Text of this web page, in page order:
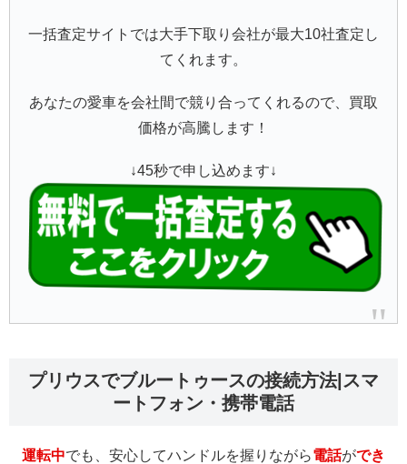
一括査定サイトでは大手下取り会社が最大10社査定し
てくれます。
あなたの愛車を会社間で競り合ってくれるので、買取
価格が高騰します！
↓45秒で申し込めます↓
プリウスでブルートゥースの接続方法|スマ
ートフォン・携帯電話
運転中でも、安心してハンドルを握りながら電話ができ